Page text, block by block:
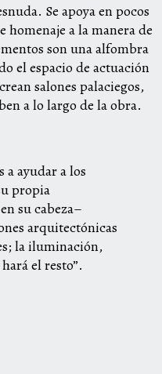
Se apoya en pocos
homenaje a la manera de
son una alfombra
el espacio de actuación
salones palaciegos,
a lo largo de la obra.
a ayudar a los
propia
su cabeza–
arquitectónicas
la iluminación,
el resto”.